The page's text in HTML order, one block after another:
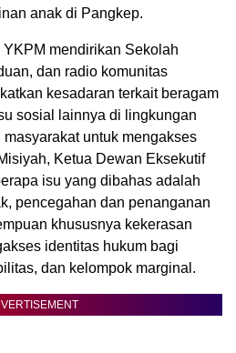
anak di Pangkep.
YKPM mendirikan Sekolah
dan radio komunitas
kesadaran terkait beragam
sosial lainnya di lingkungan
untuk mengakses
Ketua Dewan Eksekutif
isu yang dibahas adalah
pencegahan dan penanganan
khususnya kekerasan
identitas hukum bagi
dan kelompok marginal.